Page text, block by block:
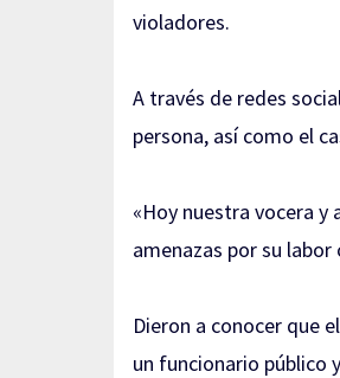
violadores.
A través de redes
persona, así como el
«Hoy nuestra vocera
amenazas por su
Dieron a conocer que
un funcionario público